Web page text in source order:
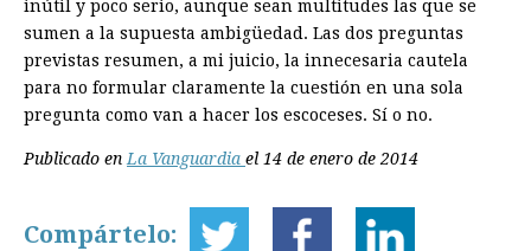
inútil y poco serio, aunque sean multitudes las que se
sumen a la supuesta ambigüedad. Las dos preguntas
previstas resumen, a mi juicio, la innecesaria cautela
para no formular claramente la cuestión en una sola
pregunta como van a hacer los escoceses. Sí o no.
Publicado en La Vanguardia el 14 de enero de 2014
Compártelo: